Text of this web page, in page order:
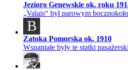
Jezioro Genewskie ok. roku
„Valais“ był parowym
B
Zatoka Pomorska ok. 1910
Wspaniałe były te statki